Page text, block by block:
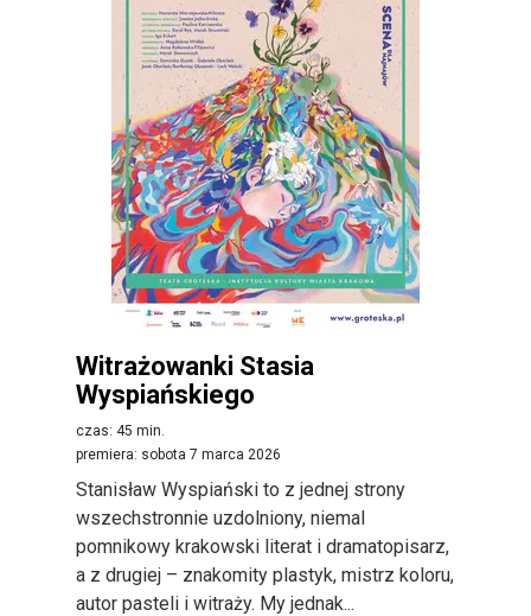
Witrażowanki Stasia
Wyspiańskiego
czas: 45 min.
premiera: sobota 7 marca 2026
Stanisław Wyspiański to z jednej strony
wszechstronnie uzdolniony, niemal
pomnikowy krakowski literat i dramatopisarz,
a z drugiej – znakomity plastyk, mistrz koloru,
autor pasteli i witraży. My jednak...